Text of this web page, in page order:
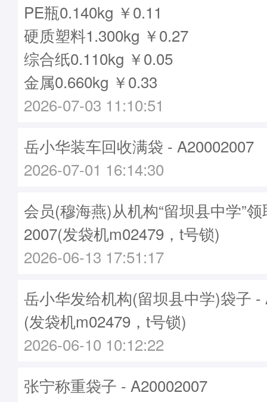
PE瓶0.140kg ￥0.11
硬质塑料1.300kg ￥0.27
综合纸0.110kg ￥0.05
金属0.660kg ￥0.33
2026-07-03 11:10:51
岳小华装车回收满袋 - A20002007
2026-07-01 16:14:30
会员(穆海燕)从机构“留坝县中学”
2007(发袋机m02479，t号锁)
2026-06-13 17:51:17
岳小华发给机构(留坝县中学)袋子 -
(发袋机m02479，t号锁)
2026-06-10 10:12:22
张宁称重袋子 - A20002007